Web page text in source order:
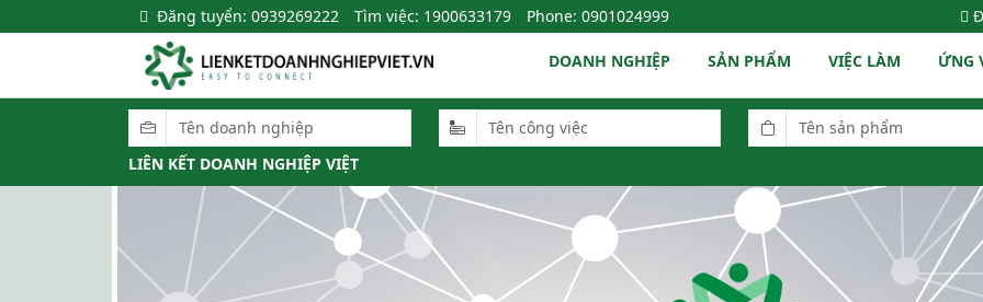
Đăng tuyển: 0939269222 Tìm việc: 1900633179 Phone: 0901024999
DOANH NGHIỆP SẢN PHẨM VIỆC LÀM ỨNG
LIÊN KẾT DOANH NGHIỆP VIỆT